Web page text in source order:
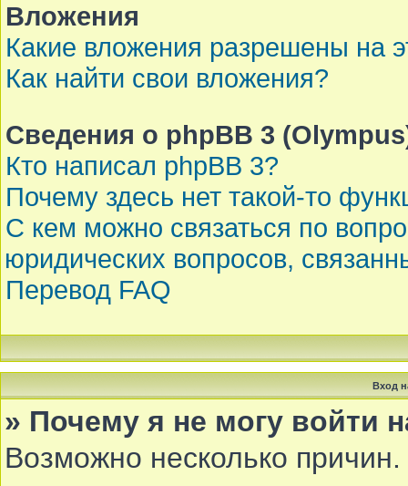
Вложения
Какие вложения разрешены на
Как найти свои вложения?
Сведения о phpBB 3
Кто написал phpBB 3?
Почему здесь нет такой-то
С кем можно связаться по
юридических вопросов,
Перевод FAQ
Вход
» Почему я не могу войти
Возможно несколько